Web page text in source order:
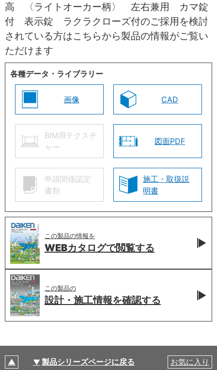
高 〈ライトオーカー柄〉 左右兼用 カマ錠
付 表示錠 ラクラクローズ付のご採用を検討
されている方はこちらから製品の情報がご覧い
ただけます
各種データ・ライブラリー
画像 CAD
BIM用テクスチ
ャー
図面PDF
申請関係認定
書類
施工・取扱説
明書
この製品の情報を
WEBカタログで閲覧する
この製品の
設計・施工情報を確認する
製品シリーズページに戻る お気に入り